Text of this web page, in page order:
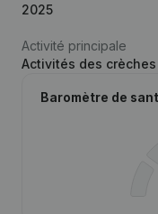
2025
Activité principale
Activités des
Baromètre de